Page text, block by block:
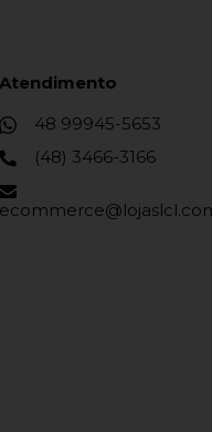
Atendimento
48 99945-5653
(48) 3466-3166